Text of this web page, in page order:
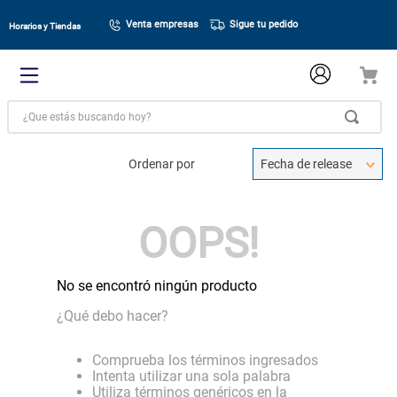
Horarios y Tiendas Venta empresas Sigue tu pedido
¿Que estás buscando hoy?
Ordenar por Fecha de release
OOPS!
No se encontró ningún producto
¿Qué debo hacer?
Comprueba los términos ingresados
Intenta utilizar una sola palabra
Utiliza términos genéricos en la